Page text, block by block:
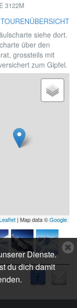
Dienste.
du dich damit
3122M
siehe dort.
über den
grossteils mit
zum Gipfel.
| Map data ©Google